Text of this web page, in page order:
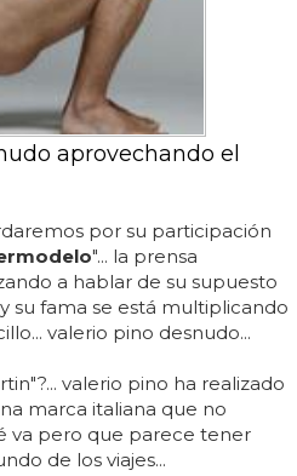
aprovechando el
por su participación
"... la prensa
a hablar de su supuesto
su fama se está multiplicando
valerio pino desnudo...
valerio pino ha realizado
marca italiana que no
va pero que parece tener
de los viajes...